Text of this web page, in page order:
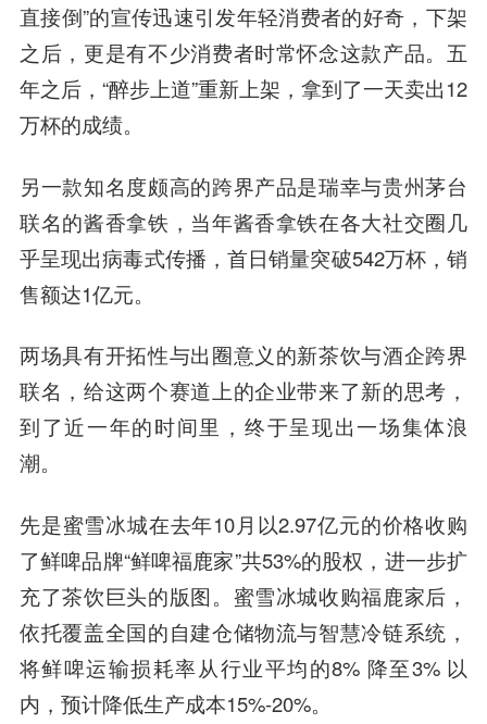
直接倒”的宣传迅速引发年轻消费者的好奇，下架
之后，更是有不少消费者时常怀念这款产品。五
年之后，“醉步上道”重新上架，拿到了一天卖出12
万杯的成绩。
另一款知名度颇高的跨界产品是瑞幸与贵州茅台
联名的酱香拿铁，当年酱香拿铁在各大社交圈几
乎呈现出病毒式传播，首日销量突破542万杯，销
售额达1亿元。
两场具有开拓性与出圈意义的新茶饮与酒企跨界
联名，给这两个赛道上的企业带来了新的思考，
到了近一年的时间里，终于呈现出一场集体浪
潮。
先是蜜雪冰城在去年10月以2.97亿元的价格收购
了鲜啤品牌“鲜啤福鹿家”共53%的股权，进一步扩
充了茶饮巨头的版图。蜜雪冰城收购福鹿家后，
依托覆盖全国的自建仓储物流与智慧冷链系统，
将鲜啤运输损耗率从行业平均的8% 降至3% 以
内，预计降低生产成本15%-20%。